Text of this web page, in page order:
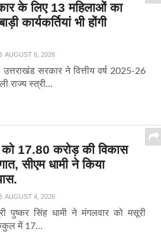
के लिए 13 महिलाओं का
कार्यकर्तियां भी होंगी
AUGUST 6, 2026
सरकार ने वित्तीय वर्ष 2025-26
राज्य स्त्री...
को 17.80 करोड़ की विकास
सीएम धामी ने किया
AUGUST 4, 2026
पुष्कर सिंह धामी ने मंगलवार को मसूरी
में 17...